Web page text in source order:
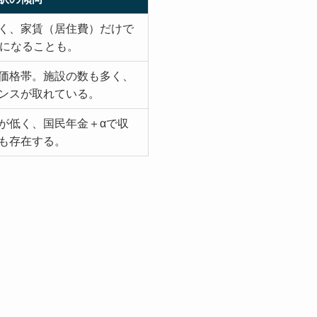
、家賃（居住費）だけで
なることも。
格帯。施設の数も多く、
スが取れている。
低く、国民年金＋αで収
存在する。